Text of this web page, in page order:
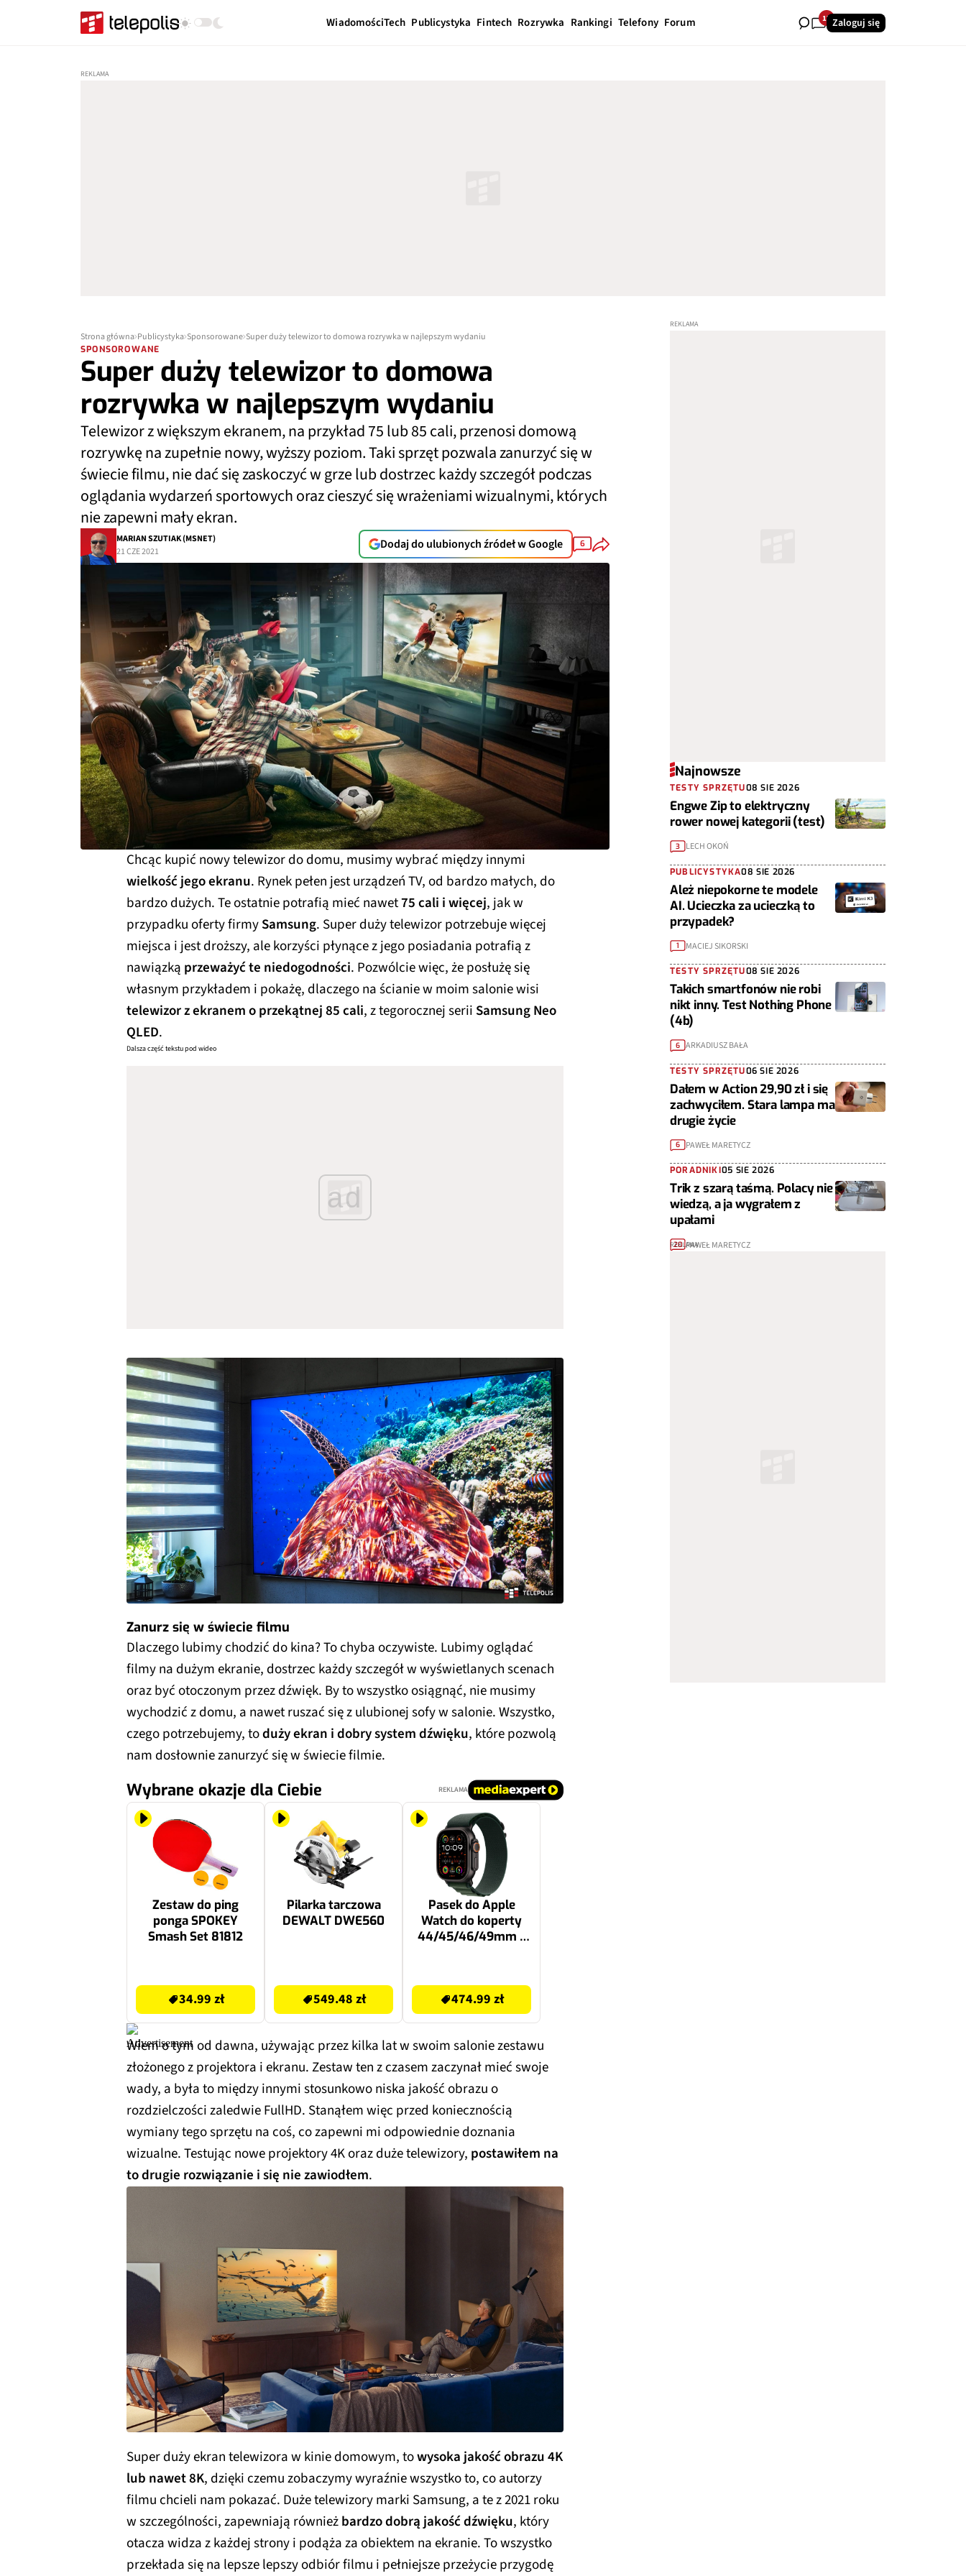
WiadomościTech Publicystyka Fintech Rozrywka Rankingi Telefony Forum 17Zaloguj się
Strona główna Publicystyka Sponsorowane Super duży telewizor to domowa rozrywka w najlepszym wydaniu
SPONSOROWANE
Super duży telewizor to domowa
rozrywka w najlepszym wydaniu
Telewizor z większym ekranem, na przykład 75 lub 85 cali, przenosi domową
rozrywkę na zupełnie nowy, wyższy poziom. Taki sprzęt pozwala zanurzyć się w
świecie filmu, nie dać się zaskoczyć w grze lub dostrzec każdy szczegół podczas
oglądania wydarzeń sportowych oraz cieszyć się wrażeniami wizualnymi, których
nie zapewni mały ekran.
MARIAN SZUTIAK (MSNET)
21 CZE 2021
Dodaj do ulubionych źródeł w Google 6
Chcąc kupić nowy telewizor do domu, musimy wybrać między innymi
wielkość jego ekranu. Rynek pełen jest urządzeń TV, od bardzo małych, do
bardzo dużych. Te ostatnie potrafią mieć nawet75 cali i więcej, jak w
przypadku oferty firmySamsung. Super duży telewizor potrzebuje więcej
miejsca i jest droższy, ale korzyści płynące z jego posiadania potrafią z
nawiązką przeważyć te niedogodności. Pozwólcie więc, że posłużę się
własnym przykładem i pokażę, dlaczego na ścianie w moim salonie wisi
telewizor z ekranem o przekątnej 85 cali, z tegorocznej serii Samsung Neo
QLED.
Dalsza część tekstu pod wideo
ad
Zanurz się w świecie filmu
Dlaczego lubimy chodzić do kina? To chyba oczywiste. Lubimy oglądać
filmy na dużym ekranie, dostrzec każdy szczegół w wyświetlanych scenach
oraz być otoczonym przez dźwięk. By to wszystko osiągnąć, nie musimy
wychodzić z domu, a nawet ruszać się z ulubionej sofy w salonie. Wszystko,
czego potrzebujemy, toduży ekran i dobry system dźwięku, które pozwolą
nam dosłownie zanurzyć się w świecie filmie.
Wybrane okazje dla Ciebie REKLAMA
Zestaw do ping
ponga SPOKEY
Smash Set 81812
34.99 zł
Pilarka tarczowa
DEWALT DWE560
549.48 zł
Pasek do Apple
Watch do koperty
44/45/46/49mm L
474.99 zł
Wiem o tym od dawna, używając przez kilka lat w swoim salonie zestawu
złożonego z projektora i ekranu. Zestaw ten z czasem zaczynał mieć swoje
wady, a była to między innymi stosunkowo niska jakość obrazu o
rozdzielczości zaledwie FullHD. Stanąłem więc przed koniecznością
wymiany tego sprzętu na coś, co zapewni mi odpowiednie doznania
wizualne. Testując nowe projektory 4K oraz duże telewizory, postawiłem na
to drugie rozwiązanie i się nie zawiodłem.
Super duży ekran telewizora w kinie domowym, towysoka jakość obrazu 4K
lub nawet 8K, dzięki czemu zobaczymy wyraźnie wszystko to, co autorzy
filmu chcieli nam pokazać. Duże telewizory marki Samsung, a te z 2021 roku
w szczególności, zapewniają równieżbardzo dobrą jakość dźwięku, który
otacza widza z każdej strony i podąża za obiektem na ekranie. To wszystko
przekłada się na lepsze lepszy odbiór filmu i pełniejsze przeżycie przygodę
Najnowsze
TESTY SPRZĘTU08 SIE 2026
Engwe Zip to elektryczny
rower nowej kategorii (test)
3 LECH OKOŃ
PUBLICYSTYKA08 SIE 2026
Ależ niepokorne te modele
AI. Ucieczka za ucieczką to
przypadek?
1 MACIEJ SIKORSKI
TESTY SPRZĘTU08 SIE 2026
Takich smartfonów nie robi
nikt inny. Test Nothing Phone
(4b)
6 ARKADIUSZ BAŁA
TESTY SPRZĘTU06 SIE 2026
Dałem w Action 29,90 zł i się
zachwyciłem. Stara lampa ma
drugie życie
6 PAWEŁ MARETYCZ
PORADNIKI05 SIE 2026
Trik z szarą taśmą. Polacy nie
wiedzą, a ja wygrałem z
upałami
20 PAWEŁ MARETYCZ